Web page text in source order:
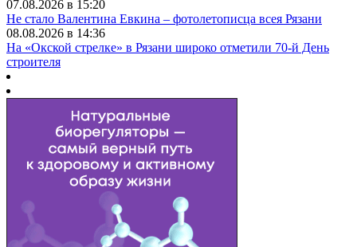
07.08.2026 в 15:20
Не стало Валентина Евкина – фотолетописца всея Рязани
08.08.2026 в 14:36
На «Окской стрелке» в Рязани широко отметили 70-й День
строителя